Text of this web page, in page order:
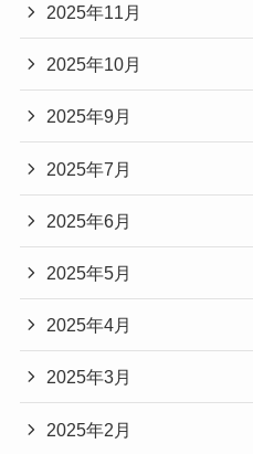
2025年11月
2025年10月
2025年9月
2025年7月
2025年6月
2025年5月
2025年4月
2025年3月
2025年2月